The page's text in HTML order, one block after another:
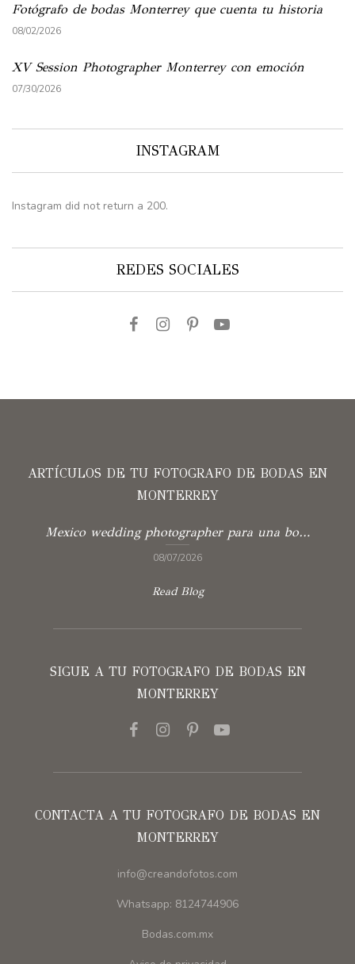
Fotógrafo de bodas Monterrey que cuenta tu historia
08/02/2026
XV Session Photographer Monterrey con emoción
07/30/2026
INSTAGRAM
Instagram did not return a 200.
REDES SOCIALES
ARTÍCULOS DE TU FOTOGRAFO DE BODAS EN
MONTERREY
Mexico wedding photographer para una boda con verdad
08/07/2026
Read Blog
SIGUE A TU FOTOGRAFO DE BODAS EN
MONTERREY
CONTACTA A TU FOTOGRAFO DE BODAS EN
MONTERREY
info@creandofotos.com
Whatsapp: 8124744906
Bodas.com.mx